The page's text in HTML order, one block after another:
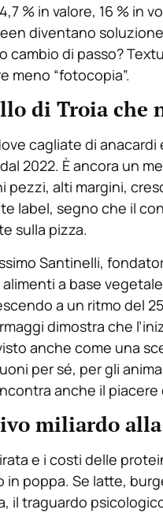
% in valore, 16 % in
diventano
cambio di passo?
meno “fotocopia”.
di Troia che
cagliate di anacardi
2022. È ancora un
pezzi, alti margini,
label, segno che il
sulla pizza.
Santinelli,
a base
a un ritmo del
dimostra che
anche come una
per sé, per gli
anche il piacere
miliardo
e i costi delle
poppa. Se latte,
il traguardo